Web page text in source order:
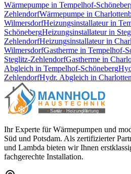
Wärmepumpe in Tempelhof-
ZehlendorfWärmepumpe in
WilmersdorfHeizungsinstallateurin
SchönebergHeizungsinstallateurin
ZehlendorfHeizungsinstallateurin
WilmersdorfGastherme in Tempelhof-
Steglitz-ZehlendorfGastherme in
Abgleich in Tempelhof-Schöneberg
ZehlendorfHydr. Abgleich in
Ihr Experte für Wärmepumpen und
Süd und Potsdam. Als zertifizierter
und Lambda bieten wir Ihnen
fachgerechte Installation.